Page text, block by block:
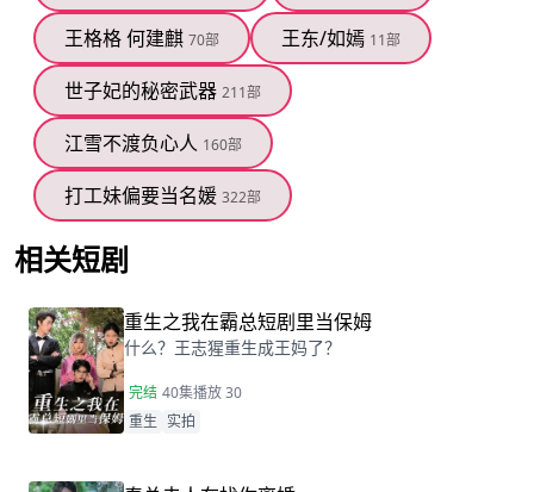
王格格 何建麒 70部 王东/如嫣 11部
世子妃的秘密武器 211部
江雪不渡负心人 160部
打工妹偏要当名媛 322部
相关短剧
重生之我在霸总短剧里当保姆
什么？王志猩重生成王妈了？
完结 40集播放 30
重生 实拍